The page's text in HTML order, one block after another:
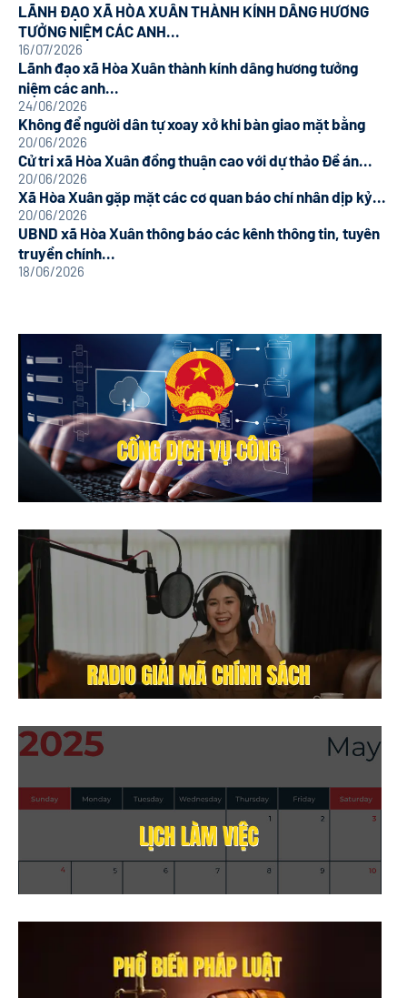
LÃNH ĐẠO XÃ HÒA XUÂN THÀNH KÍNH DÂNG HƯƠNG
TƯỞNG NIỆM CÁC ANH...
16/07/2026
Lãnh đạo xã Hòa Xuân thành kính dâng hương tưởng
niệm các anh...
24/06/2026
Không để người dân tự xoay xở khi bàn giao mặt bằng
20/06/2026
Cử tri xã Hòa Xuân đồng thuận cao với dự thảo Đề án...
20/06/2026
Xã Hòa Xuân gặp mặt các cơ quan báo chí nhân dịp kỷ...
20/06/2026
UBND xã Hòa Xuân thông báo các kênh thông tin, tuyên
truyền chính...
18/06/2026